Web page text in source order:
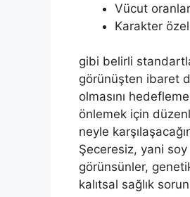
Vücut
Karakter
gibi belirli
görünüşten ibaret
olmasını
önlemek için
neyle
Şeceresiz, yani
görünsünler,
kalıtsal sağlık